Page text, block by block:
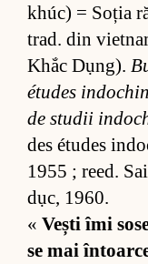
khúc) = So­ția
trad. din
Khắc Dụn­g).
étu­des
de stu­dii
des étu­des
1955 ; re­ed.
dục, 1960.
« Vești îmi
se mai